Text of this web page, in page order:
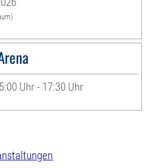
Uhr - 17:30 Uhr